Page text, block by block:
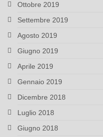
Ottobre 2019
Settembre 2019
Agosto 2019
Giugno 2019
Aprile 2019
Gennaio 2019
Dicembre 2018
Luglio 2018
Giugno 2018